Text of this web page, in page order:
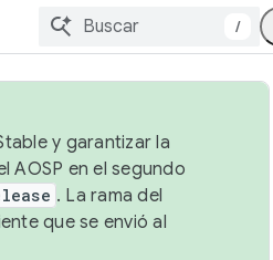
/
y garantizar la
AOSP en el segundo
. La rama del
que se envió al